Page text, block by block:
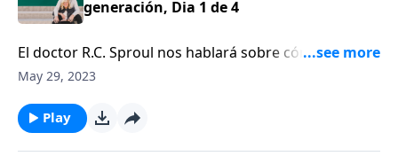
generación, Dia 1 de 4
El doctor R.C. Sproul nos hablará sobre cómo una
generación puede transmitirle la verdad bíblica a la
May 29, 2023
Play